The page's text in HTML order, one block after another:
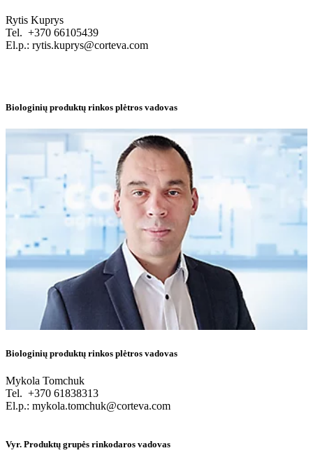
Rytis Kuprys
Tel. +370 66105439
El.p.: rytis.kuprys@corteva.com
Biologinių produktų rinkos plėtros vadovas
Biologinių produktų rinkos plėtros vadovas
Mykola Tomchuk
Tel. +370 61838313
El.p.: mykola.tomchuk@corteva.com
Vyr. Produktų grupės rinkodaros vadovas